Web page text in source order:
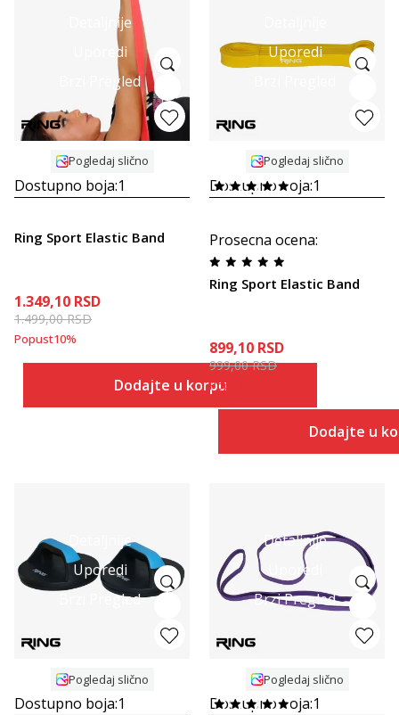
Detaljnije
Uporedi
Brzi Pregled
Pogledaj slično
Dostupno boja:1
Ring Sport Elastic Band
1.349,10 RSD
1.499,00RSD
Popust10%
Dodajte u korpu
Uporedi
Pogledaj slično
Dostupno boja:1
Prosecna ocena:
Ring Sport Elastic Band
899,10 RSD
999,00RSD
Popust
Dodajte u
Detaljnije
Uporedi
Brzi Pregled
Pogledaj slično
Dostupno boja:1
Detaljnije
Uporedi
Brzi Pregled
Pogledaj slično
Dostupno boja:1